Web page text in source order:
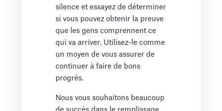
silence et essayez de déterminer
si vous pouvez obtenir la preuve
que les gens comprennent ce
qui va arriver. Utilisez-le comme
un moyen de vous assurer de
continuer à faire de bons
progrès.
Nous vous souhaitons beaucoup